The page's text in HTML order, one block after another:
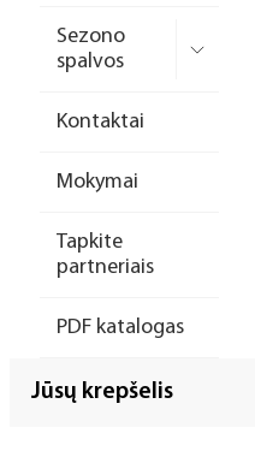
Sezono
spalvos
Kontaktai
Mokymai
Tapkite
partneriais
PDF katalogas
Jūsų krepšelis